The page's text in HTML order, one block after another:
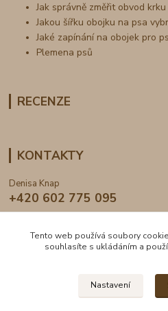
Jak správně změřit obvod
Jakou šířku obojku na psa
Jaké zapínání na obojek pro
Plemena psů
RECENZE
KONTAKTY
Denisa Knap
+420 602 775 095
Tento web používá soubory
souhlasíte s ukládáním a
Nastavení